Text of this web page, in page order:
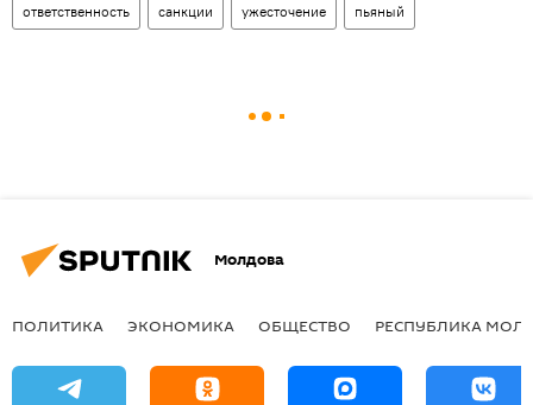
ответственность санкции ужесточение пьяный
Молдова
ПОЛИТИКА ЭКОНОМИКА ОБЩЕСТВО РЕСПУБЛИКА